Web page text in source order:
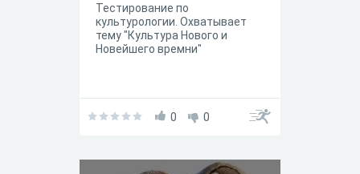
Тестирование по
культурологии. Охватывает
тему "Культура Нового и
Новейшего времни"
0 0